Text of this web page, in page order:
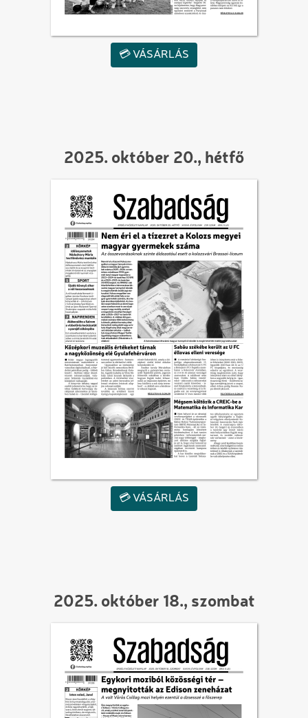
💳 VÁSÁRLÁS
2025. október 20., hétfő
💳 VÁSÁRLÁS
2025. október 18., szombat